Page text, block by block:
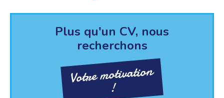
Plus qu'un CV, nous
recherchons
Votre motivation
!